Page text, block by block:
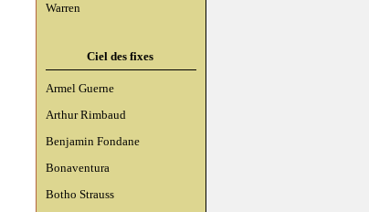
Warren
Ciel des fixes
Armel Guerne
Arthur Rimbaud
Benjamin Fondane
Bonaventura
Botho Strauss